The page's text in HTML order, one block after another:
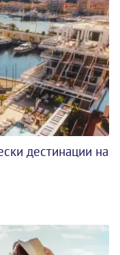
дестинации на